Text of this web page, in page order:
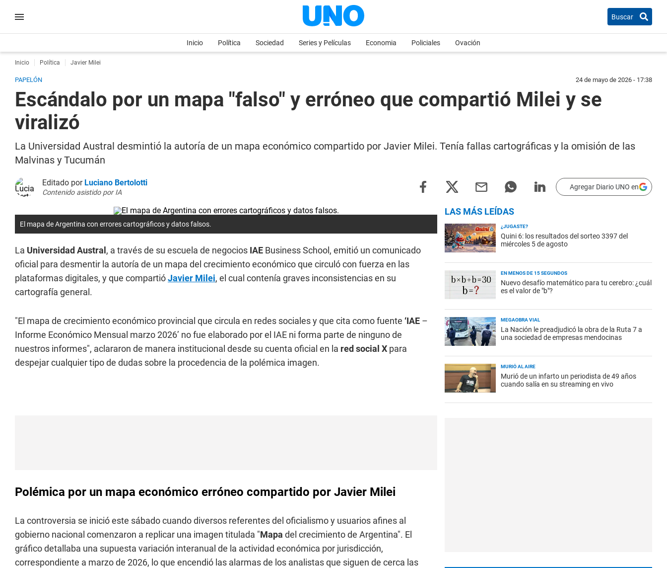
Buscar
Inicio Política Sociedad Series y Películas Economia Policiales Ovación
Inicio Política Javier Milei
PAPELÓN 24 de mayo de 2026 - 17:38
Escándalo por un mapa "falso" y erróneo que compartió Milei y se
viralizó
La Universidad Austral desmintió la autoría de un mapa económico compartido por Javier Milei. Tenía fallas cartográficas y la omisión de las
Malvinas y Tucumán
Editado por Luciano Bertolotti
Contenido asistido por IA
Agregar Diario UNO en
El mapa de Argentina con errores cartográficos y datos falsos.
La Universidad Austral , a través de su escuela de negocios IAE Business School, emitió un comunicado
oficial para desmentir la autoría de un mapa del crecimiento económico que circuló con fuerza en las
plataformas digitales, y que compartióJavier Milei, el cual contenía graves inconsistencias en su
cartografía general.
"El mapa de crecimiento económico provincial que circula en redes sociales y que cita como fuente ‘IAE –
Informe Económico Mensual marzo 2026’ no fue elaborado por el IAE ni forma parte de ninguno de
nuestros informes", aclararon de manera institucional desde su cuenta oficial en la red social X para
despejar cualquier tipo de dudas sobre la procedencia de la polémica imagen.
Polémica por un mapa económico erróneo compartido por Javier Milei
La controversia se inició este sábado cuando diversos referentes del oficialismo y usuarios afines al
gobierno nacional comenzaron a replicar una imagen titulada "Mapa del crecimiento de Argentina". El
gráfico detallaba una supuesta variación interanual de la actividad económica por jurisdicción,
correspondiente a marzo de 2026, lo que encendió las alarmas de los analistas que siguen de cerca las
LAS MÁS LEÍDAS
¿JUGASTE?
Quini 6: los resultados del sorteo 3397 del
miércoles 5 de agosto
EN MENOS DE 15 SEGUNDOS
Nuevo desafío matemático para tu cerebro: ¿cuál
es el valor de "b"?
MEGAOBRA VIAL
La Nación le preadjudicó la obra de la Ruta 7 a
una sociedad de empresas mendocinas
MURIÓ AL AIRE
Murió de un infarto un periodista de 49 años
cuando salía en su streaming en vivo